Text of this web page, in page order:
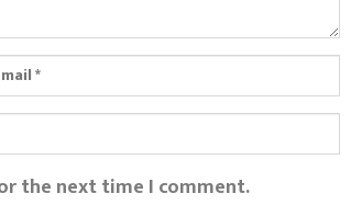
the next time I comment.